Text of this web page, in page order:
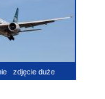
zdjęcie duże